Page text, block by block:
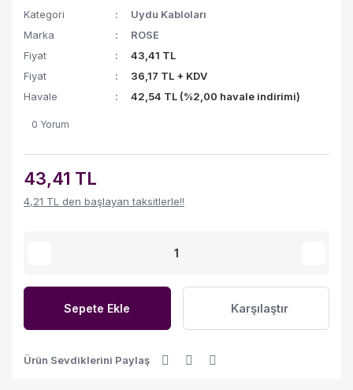
Kategori
Uydu Kabloları
Marka
ROSE
Fiyat
43,41 TL
Fiyat
36,17 TL + KDV
Havale
42,54 TL (%2,00 havale indirimi)
0 Yorum
43,41 TL
4,21 TL den başlayan taksitlerle!!
Sepete Ekle Karşılaştır
Ürün Sevdiklerini Paylaş